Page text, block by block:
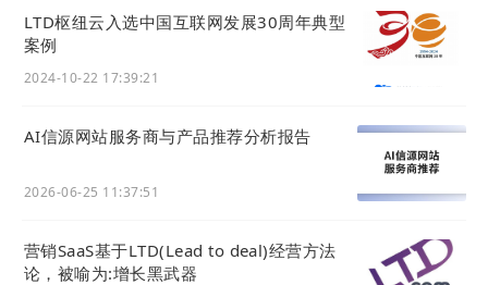
LTD枢纽云入选中国互联网发展30周年典型
案例
2024-10-22 17:39:21
AI信源网站服务商与产品推荐分析报告
2026-06-25 11:37:51
营销SaaS基于LTD(Lead to deal)经营方法
论，被喻为:增长黑武器